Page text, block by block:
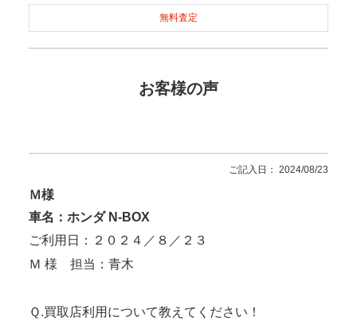
無料査定
お客様の声
ご記入日： 2024/08/23
Ｍ様
車名：ホンダ N-BOX
ご利用日：２０２４／８／２３
Ｍ 様 担当：青木
Ｑ.買取店利用について教えてください！